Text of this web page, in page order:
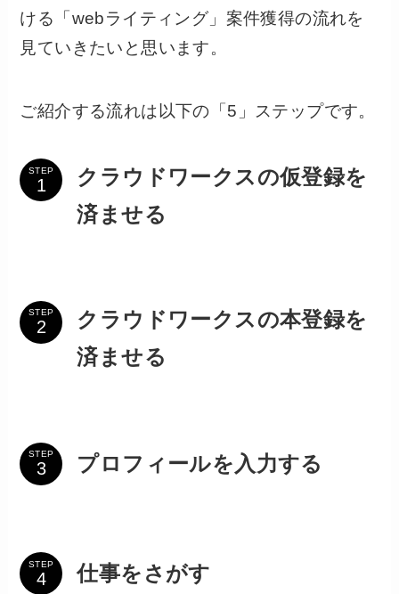
ける「webライティング」案件獲得の流れを
見ていきたいと思います。
ご紹介する流れは以下の「5」ステップです。
STEP
クラウドワークスの仮登録を
済ませる
STEP
クラウドワークスの本登録を
済ませる
STEP プロフィールを入力する
STEP 仕事をさがす